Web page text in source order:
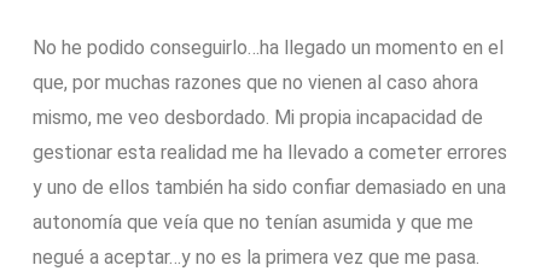
No he podido conseguirlo…ha llegado un momento en el
que, por muchas razones que no vienen al caso ahora
mismo, me veo desbordado. Mi propia incapacidad de
gestionar esta realidad me ha llevado a cometer errores
y uno de ellos también ha sido confiar demasiado en una
autonomía que veía que no tenían asumida y que me
negué a aceptar…y no es la primera vez que me pasa.